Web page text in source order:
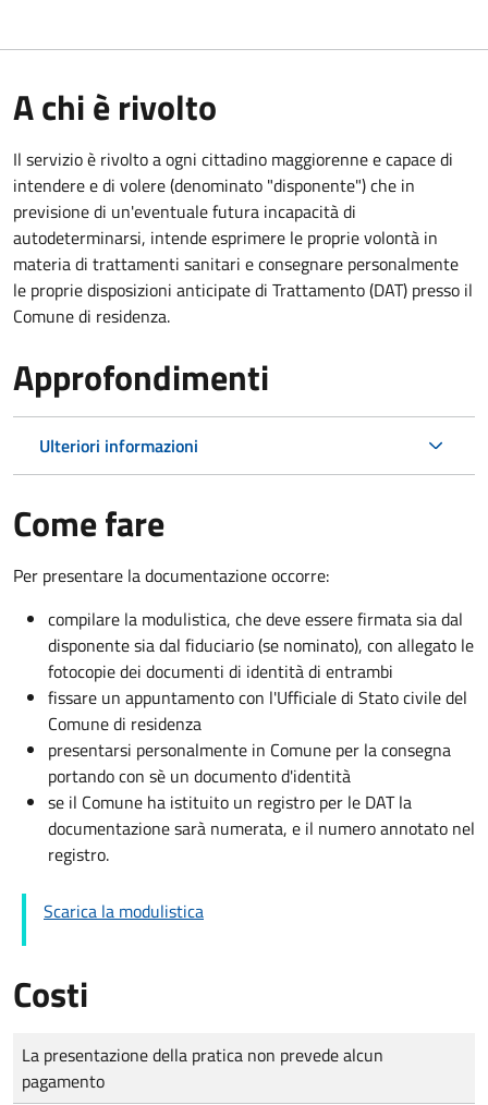
A chi è rivolto
Il servizio è rivolto a ogni cittadino maggiorenne e capace di
intendere e di volere (denominato "disponente") che in
previsione di un'eventuale futura incapacità di
autodeterminarsi, intende esprimere le proprie volontà in
materia di trattamenti sanitari e consegnare personalmente
le proprie disposizioni anticipate di Trattamento (DAT) presso il
Comune di residenza.
Approfondimenti
Ulteriori informazioni
Come fare
Per presentare la documentazione occorre:
compilare la modulistica, che deve essere firmata sia dal
disponente sia dal fiduciario (se nominato), con allegato le
fotocopie dei documenti di identità di entrambi
fissare un appuntamento con l'Ufficiale di Stato civile del
Comune di residenza
presentarsi personalmente in Comune per la consegna
portando con sè un documento d'identità
se il Comune ha istituito un registro per le DAT la
documentazione sarà numerata, e il numero annotato nel
registro.
Scarica la modulistica
Costi
Tipo di pagamento
Importo
La presentazione della pratica non prevede alcun
pagamento